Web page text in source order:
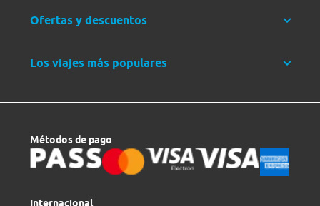
Ofertas y descuentos
Los viajes más populares
Métodos de pago
Internacional